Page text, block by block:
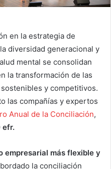
en la estrategia de
diversidad generacional y
mental se consolidan
la transformación de las
y competitivos.
las compañías y expertos
Anual de la Conciliación,
efr.
empresarial más flexible y
la conciliación